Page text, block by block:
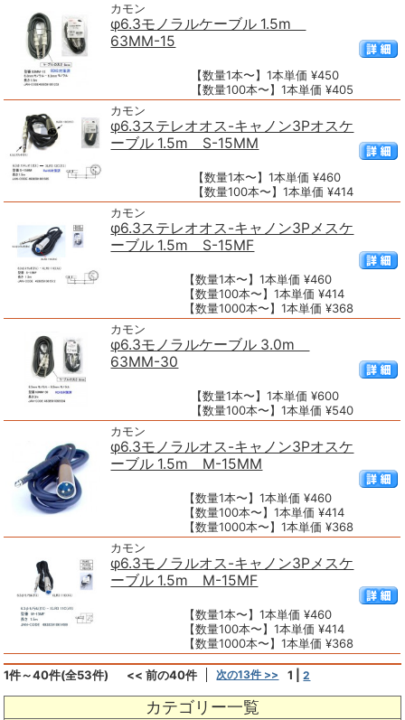
カテゴリー一覧
カモン
φ6.3モノラルケーブル 1.5m
63MM-15
【数量1本〜】1本単価 ¥450
【数量100本〜】1本単価 ¥405
カモン
φ6.3ステレオオス-キャノン3Pオスケ
ーブル 1.5m S-15MM
【数量1本〜】1本単価 ¥460
【数量100本〜】1本単価 ¥414
カモン
φ6.3ステレオオス-キャノン3Pメスケ
ーブル 1.5m S-15MF
【数量1本〜】1本単価 ¥460
【数量100本〜】1本単価 ¥414
【数量1000本〜】1本単価 ¥368
カモン
φ6.3モノラルケーブル 3.0m
63MM-30
【数量1本〜】1本単価 ¥600
【数量100本〜】1本単価 ¥540
カモン
φ6.3モノラルオス-キャノン3Pオスケ
ーブル 1.5m M-15MM
【数量1本〜】1本単価 ¥460
【数量100本〜】1本単価 ¥414
【数量1000本〜】1本単価 ¥368
カモン
φ6.3モノラルオス-キャノン3Pメスケ
ーブル 1.5m M-15MF
【数量1本〜】1本単価 ¥460
【数量100本〜】1本単価 ¥414
【数量1000本〜】1本単価 ¥368
1件～40件(全53件) << 前の40件 次の13件 >> 1 |2